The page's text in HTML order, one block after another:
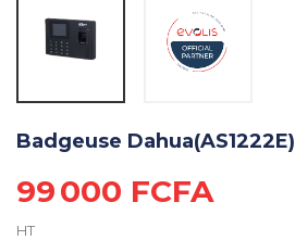
Badgeuse Dahua(AS1222E)
99 000 FCFA
HT